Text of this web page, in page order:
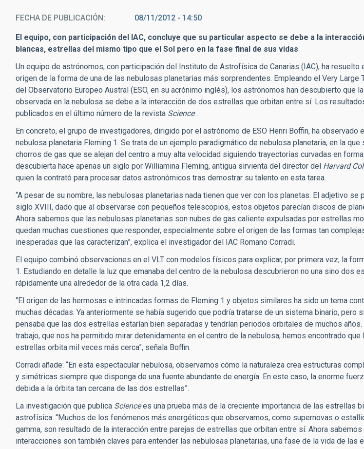
FECHA DE PUBLICACIÓN 08/11/2012 - 14:50
El equipo, con participación del IAC, concluye que su particular aspecto se debe a la
blancas, estrellas del mismo tipo que el Sol pero en la fase final de sus vidas
Un equipo de astrónomos, con participación del Instituto de Astrofísica de Canarias (IAC), ha resuelto
origen de la forma de una de las nebulosas planetarias más sorprendentes. Empleando el Very Large
del Observatorio Europeo Austral (ESO, en su acrónimo inglés), los astrónomos han descubierto que
observada en la nebulosa se debe a la interacción de dos estrellas que orbitan entre sí. Los
publicados en el último número de la revista Science.
En concreto, el grupo de investigadores, dirigido por el astrónomo de ESO Henri Boffin, ha observado
nebulosa planetaria Fleming 1. Se trata de un ejemplo paradigmático de nebulosa planetaria, en la que
chorros de gas que se alejan del centro a muy alta velocidad siguiendo trayectorias curvadas en forma
descubierta hace apenas un siglo por Williamina Fleming, antigua sirvienta del director del Harvard
quien la contrató para procesar datos astronómicos tras demostrar su talento en esta tarea.
“A pesar de su nombre, las nebulosas planetarias nada tienen que ver con los planetas. El adjetivo se
siglo XVIII, dado que al observarse con pequeños telescopios, estos objetos parecían discos de
Ahora sabemos que las nebulosas planetarias son nubes de gas caliente expulsadas por estrellas
quedan muchas cuestiones que responder, especialmente sobre el origen de las formas tan
inesperadas que las caracterizan”, explica el investigador del IAC Romano Corradi.
El equipo combinó observaciones en el VLT con modelos físicos para explicar, por primera vez, la
1. Estudiando en detalle la luz que emanaba del centro de la nebulosa descubrieron no una sino dos
rápidamente una alrededor de la otra cada 1,2 días.
“El origen de las hermosas e intrincadas formas de Fleming 1 y objetos similares ha sido un tema
muchas décadas. Ya anteriormente se había sugerido que podría tratarse de un sistema binario, pero
pensaba que las dos estrellas estarían bien separadas y tendrían periodos orbitales de muchos años.
trabajo, que nos ha permitido mirar detenidamente en el centro de la nebulosa, hemos encontrado que
estrellas orbita mil veces más cerca”, señala Boffin.
Corradi añade: “En esta espectacular nebulosa, observamos cómo la naturaleza crea estructuras
y simétricas siempre que disponga de una fuente abundante de energía. En este caso, la enorme
debida a la órbita tan cercana de las dos estrellas”.
La investigación que publica Sciencees una prueba más de la creciente importancia de las estrellas
astrofísica: “Muchos de los fenómenos más energéticos que observamos, como supernovas o
gamma, son resultado de la interacción entre parejas de estrellas que orbitan entre sí. Ahora
interacciones son también claves para entender las nebulosas planetarias, una fase de la vida de las